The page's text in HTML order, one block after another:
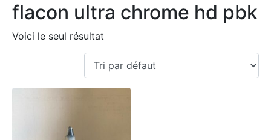
flacon ultra chrome hd pbk
Voici le seul résultat